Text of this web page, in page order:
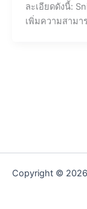
ละเอียดดังนี้:
เพิ่มความสามา
Copyright ©